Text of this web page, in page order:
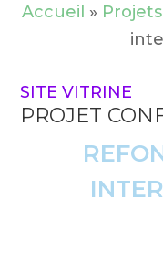
Accueil » Projets
SITE VITRINE
PROJET